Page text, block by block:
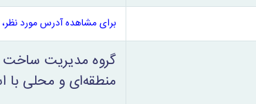
برای مشاهده آدرس مورد
گروه مدیریت ساخت
منطقه‌ای و محلی با